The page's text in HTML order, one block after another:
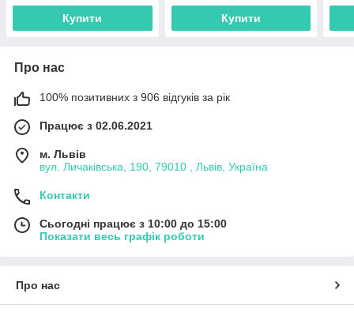
Купити Купити
Про нас
100% позитивних з 906 відгуків за рік
Працює з 02.06.2021
м. Львів
вул. Личаківська, 190, 79010 , Львів, Україна
Контакти
Сьогодні працює з 10:00 до 15:00
Показати весь графік роботи
Про нас